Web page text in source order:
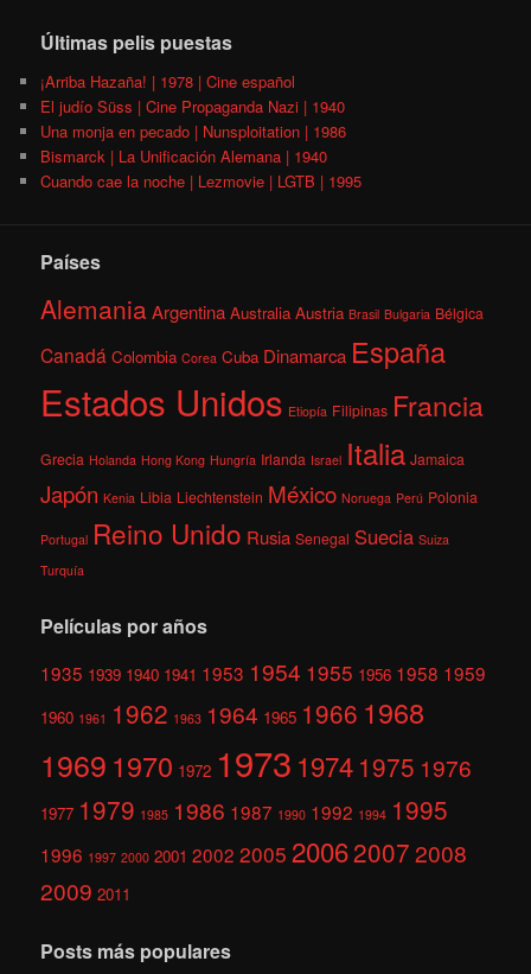
Últimas pelis puestas
¡Arriba Hazaña! | 1978 | Cine español
El judío Süss | Cine Propaganda Nazi | 1940
Una monja en pecado | Nunsploitation | 1986
Bismarck | La Unificación Alemana | 1940
Cuando cae la noche | Lezmovie | LGTB | 1995
Países
AlemaniaArgentina Australia Austria Brasil Bulgaria Bélgica
Canadá Colombia Corea Cuba Dinamarca España
Estados Unidos Etiopía Filipinas Francia
Grecia Holanda Hong Kong Hungría Irlanda Israel Italia Jamaica
Japón Kenia Libia Liechtenstein México Noruega Perú Polonia
Portugal Reino Unido Rusia Senegal Suecia Suiza
Turquía
Películas por años
1935 1939 1940 1941 1953 1954 1955 1956 1958 1959
1960 1961 1962 1963 1964 1965 1966 1968
1969 1970 1972 1973 1974 1975 1976
1977 1979 1985 1986 1987 1990 1992 1994 1995
1996 1997 2000 2001 2002 2005 200620072008
2009 2011
Posts más populares